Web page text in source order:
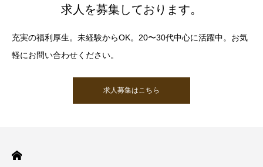
求人を募集しております。
充実の福利厚生。未経験からOK。20〜30代中心に活躍中。お気
軽にお問い合わせください。
求人募集はこちら